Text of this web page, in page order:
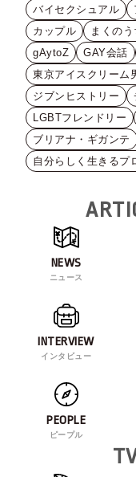
バイセクシュアル
カップル
まくの
gAytoZ
GAY会話
東京アイスクリーム
ジブンヒストリー
LGBTフレンドリー
ブリアナ・ギガンテ
自分らしく生きるプ
NEWS
ニュース
INTERVIEW
インタビュー
PEOPLE
ピープル